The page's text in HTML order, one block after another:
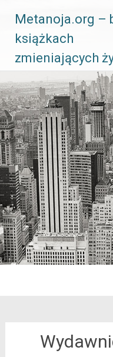
Metanoja.org –
książkach
zmieniających